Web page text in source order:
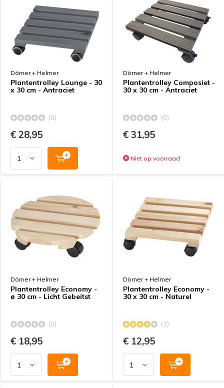
Dörner + Helmer
Plantentrolley Lounge - 30
x 30 cm - Antraciet
(0)
€ 28,95
Dörner + Helmer
Plantentrolley Composiet -
30 x 30 cm - Antraciet
(0)
€ 31,95
Niet op voorraad
Dörner + Helmer
Plantentrolley Economy -
ø 30 cm - Licht Gebeitst
(0)
€ 18,95
Dörner + Helmer
Plantentrolley Economy -
30 x 30 cm - Naturel
(1)
€ 12,95